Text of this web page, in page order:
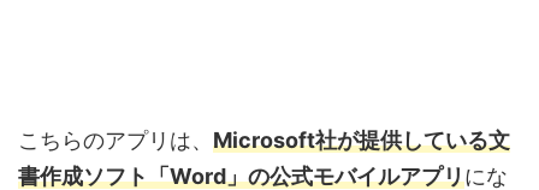
こちらのアプリは、 Microsoft社が提供している文
書作成ソフト「Word」の公式モバイルアプリにな